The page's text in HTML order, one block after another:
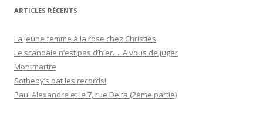
h
r
c
h
e
r
ARTICLES RÉCENTS
La jeune femme à la rose chez Christies
Le scandale n’est pas d’hier…. A vous de juger
Montmartre
Sotheby’s bat les records!
Paul Alexandre et le 7, rue Delta (2ème partie)